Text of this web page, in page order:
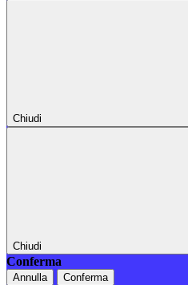
Chiudi
Chiudi
Conferma
Annulla Conferma